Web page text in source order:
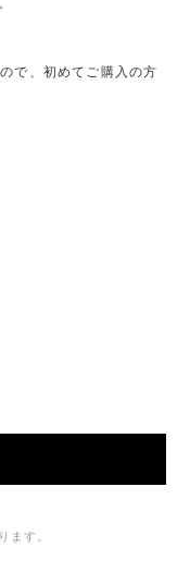
で、初めてご購入の方
ます。